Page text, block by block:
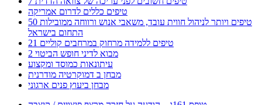
טיפים כללים לדרום אמריקה
50 טיפים ויותר לניהול חווית עובד, משאבי אנוש ורווחה ממובילות
התחום בישראל
21 טיפים ללמידה מרחוק במרחבים קוליים
מבוא לדיני חופש הביטוי 2
עיתונאות כמוסד ומקצוע
מבחן ב דמוקרטיה מודרנית
מבחן ביעוץ פנים ארגוני